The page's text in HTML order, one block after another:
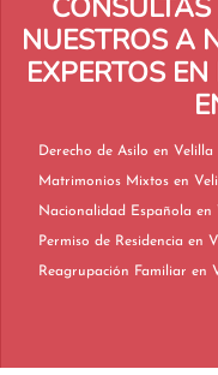
NUESTROS A
EXPERTOS
Derecho de Asilo en Velilla
Matrimonios Mixtos
Permiso de